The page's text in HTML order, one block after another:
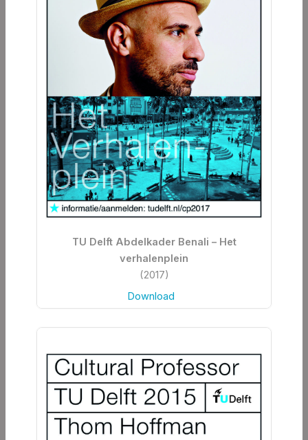
TU Delft Abdelkader Benali – Het
verhalenplein
(2017)
Download